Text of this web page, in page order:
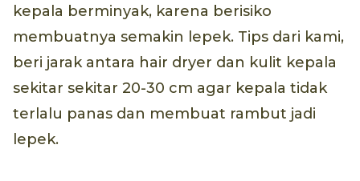
kepala berminyak, karena berisiko
membuatnya semakin lepek. Tips dari kami,
beri jarak antara hair dryer dan kulit kepala
sekitar sekitar 20-30 cm agar kepala tidak
terlalu panas dan membuat rambut jadi
lepek.